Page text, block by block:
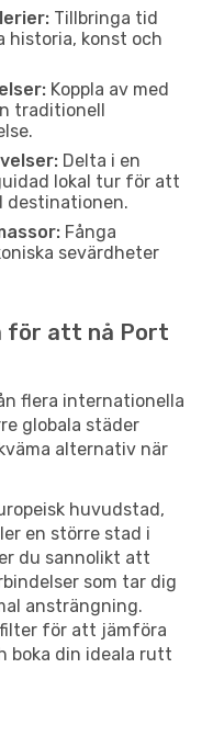
Tillbringa tid
historia, konst och
Koppla av med
traditionell
Delta i en
lokal tur för att
destinationen.
Fånga
sevärdheter
för att nå Port
flera internationella
globala städer
alternativ när
huvudstad,
en större stad i
du sannolikt att
som tar dig
ansträngning.
för att jämföra
boka din ideala rutt